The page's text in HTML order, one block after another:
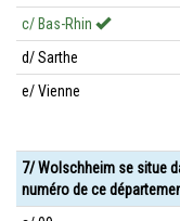
c/ Bas-Rhin
d/ Sarthe
e/ Vienne
7/ Wolschheim se situe
numéro de ce